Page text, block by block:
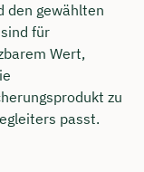
den gewählten
für
Wert,
zu
passt.